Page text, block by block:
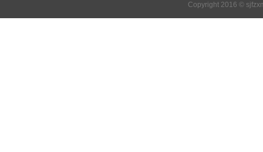
Copyright 2016 ©